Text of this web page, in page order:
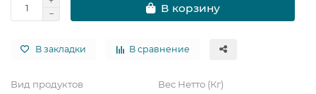
В корзину
В закладки В сравнение
Вид продуктов Вес Нетто (Кг)